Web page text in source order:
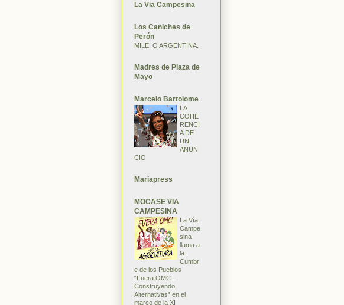
La Via Campesina
Los Caniches de
Perón
MILEI O ARGENTINA.
Madres de Plaza de
Mayo
Marcelo Bartolome
LA
COHE
RENCI
A DE
UN
ANUN
CIO
Mariapress
MOCASE VIA
CAMPESINA
La Vía
Campe
sina
llama a
la
Cumbr
e de los Pueblos
“Fuera OMC –
Construyendo
Alternativas” en el
marco de la XI